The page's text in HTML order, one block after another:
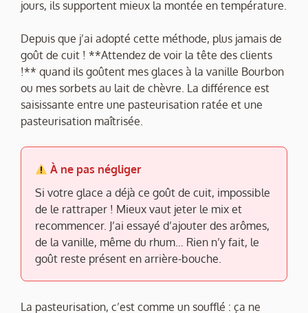
jours, ils supportent mieux la montée en température.
Depuis que j’ai adopté cette méthode, plus jamais de
goût de cuit ! **Attendez de voir la tête des clients
!** quand ils goûtent mes glaces à la vanille Bourbon
ou mes sorbets au lait de chèvre. La différence est
saisissante entre une pasteurisation ratée et une
pasteurisation maîtrisée.
À ne pas négliger
Si votre glace a déjà ce goût de cuit, impossible
de le rattraper ! Mieux vaut jeter le mix et
recommencer. J’ai essayé d’ajouter des arômes,
de la vanille, même du rhum… Rien n’y fait, le
goût reste présent en arrière-bouche.
La pasteurisation, c’est comme un soufflé : ça ne